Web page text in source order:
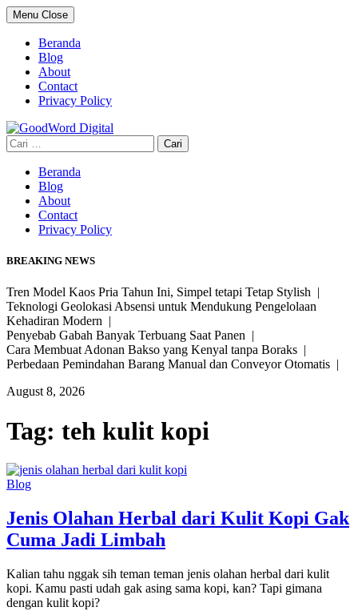
Skip
to
content
Menu Close
Beranda
Blog
About
Contact
Privacy Policy
Cari
untuk:
Beranda
Blog
About
Contact
Privacy Policy
BREAKING NEWS
Tren Model Kaos Pria Tahun Ini, Simpel tetapi Tetap Stylish |
Teknologi Geolokasi Absensi untuk Mendukung Pengelolaan
Kehadiran Modern |
Penyebab Gabah Banyak Terbuang Saat Panen |
Cara Membuat Adonan Bakso yang Kenyal tanpa Boraks |
Perbedaan Pemindahan Barang Manual dan Conveyor Otomatis |
August 8, 2026
Tag: teh kulit kopi
Blog
Jenis Olahan Herbal dari Kulit Kopi Gak
Cuma Jadi Limbah
Kalian tahu nggak sih teman teman jenis olahan herbal dari kulit
kopi. Kamu pasti udah gak asing sama kopi, kan? Tapi gimana
dengan kulit kopi?